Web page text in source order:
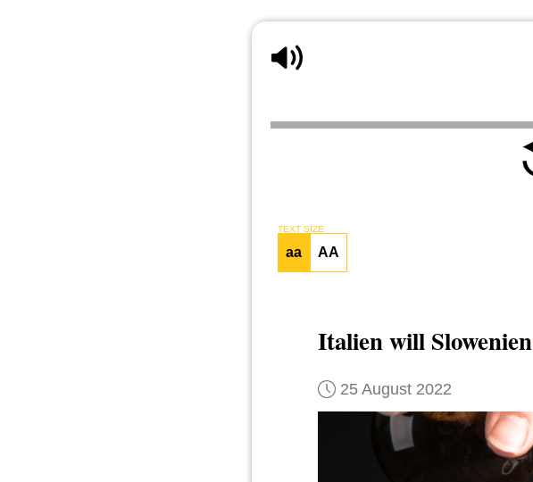
TEXT SIZE
aa AA
Italien will Slowenien
25 August 2022